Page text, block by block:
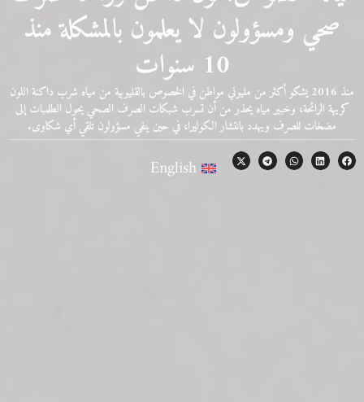
صحي ومسؤولون لا يعلمون بالمشكلة منذ
10 سنوات
منذ 2016 يشكو أكثر من مليوني مواطن في الخصوص بالقليوبية من مياه شرب داكنة اللون
كريهة الرائحة، وخبير مياه يحذر من أن تسرب شبكات الصرف الصحي يحول الطلمبات إلى
مضخات للصرف ويهدد بانتشار الكوليرا، في حين ينفي مسؤولون تلقي أي شكاوى.
English